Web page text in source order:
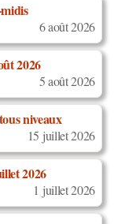
6 août 2026
2026
5 août 2026
niveaux
15 juillet 2026
2026
1 juillet 2026